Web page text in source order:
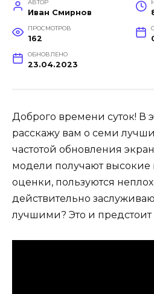
АВТОР
Иван Смирнов
ПРОСМОТРОВ
162
ОБНОВЛЕНО
23.04.2023
Доброго времени суток! В
расскажу вам о семи
частотой обновления
модели получают высокие
оценки, пользуются
действительно
лучшими? Это и предстоит